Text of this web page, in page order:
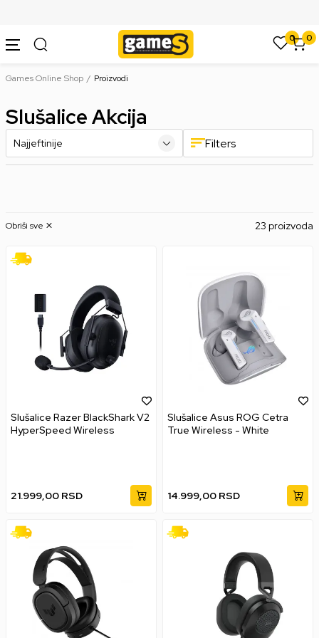
0 0
Games Online Shop Proizvodi
Slušalice Akcija
Filters
23 proizvoda
Obriši sve
Slušalice Razer BlackShark V2
HyperSpeed Wireless
21.999,00 RSD
Slušalice Asus ROG Cetra
True Wireless - White
14.999,00 RSD